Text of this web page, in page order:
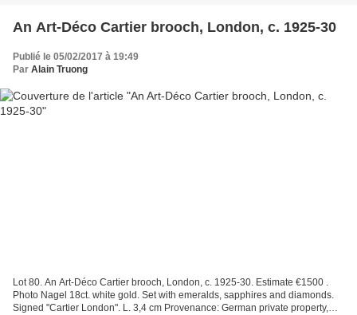
An Art-Déco Cartier brooch, London, c. 1925-30
Publié le 05/02/2017 à 19:49
Par Alain Truong
Lot 80. An Art-Déco Cartier brooch, London, c. 1925-30. Estimate €1500 .
Photo Nagel 18ct. white gold. Set with emeralds, sapphires and diamonds.
Signed "Cartier London". L. 3,4 cm Provenance: German private property,